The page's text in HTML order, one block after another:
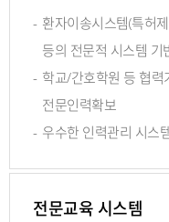
- 환자이송시스템(특허
등의 전문적 시스템 기
- 학교/간호학원 등 협력
전문인력확보
- 우수한 인력관리 시스
전문교육 시스템